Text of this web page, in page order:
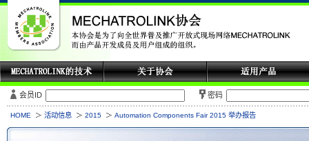
会员ID 密码
HOME 活动信息 2015 Automation Components Fair 2015 举办报告